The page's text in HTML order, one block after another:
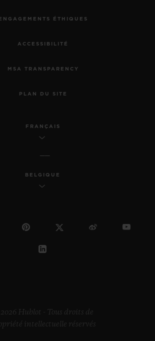
ENGAGEMENTS ÉTHIQUES
ACCESSIBILITÉ
MSA TRANSPARENCY
PLAN DU SITE
FRANÇAIS
BELGIQUE
Hublot - Tous droits de
intellectuelle réservés